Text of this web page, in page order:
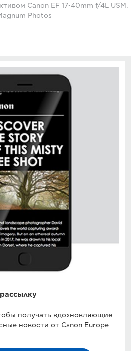
Canon EF 17-40mm f/4L USM.
Photos
получать вдохновляющие
новости от Canon Europe